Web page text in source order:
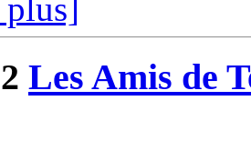
Les Amis de